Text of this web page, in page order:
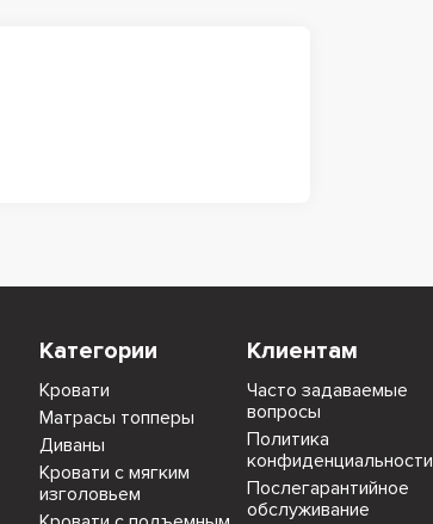
Категории
Кровати
Матрасы топперы
Диваны
Кровати с мягким
изголовьем
Клиентам
Часто задаваемые
вопросы
Политика
конфиденциальности
Послегарантийное
обслуживание